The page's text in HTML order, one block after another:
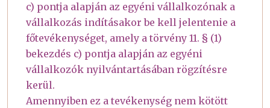
c) pontja alapján az egyéni vállalkozónak a
vállalkozás indításakor be kell jelentenie a
főtevékenységet, amely a törvény 11. § (1)
bekezdés c) pontja alapján az egyéni
vállalkozók nyilvántartásában rögzítésre
kerül.
Amennyiben ez a tevékenység nem kötött